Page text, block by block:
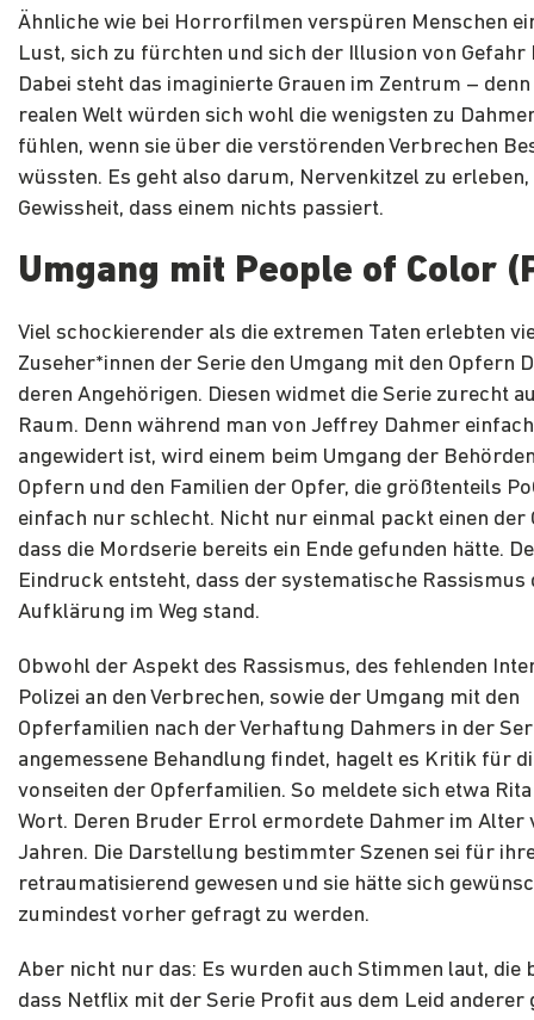
Ähnliche wie bei Horrorfilmen verspüren Menschen
Lust, sich zu fürchten und sich der Illusion von Gefahr
Dabei steht das imaginierte Grauen im Zentrum –
realen Welt würden sich wohl die wenigsten zu
fühlen, wenn sie über die verstörenden Verbrechen
wüssten. Es geht also darum, Nervenkitzel zu
Gewissheit, dass einem nichts passiert.
Umgang mit People of Color
Viel schockierender als die extremen Taten erlebten
Zuseher*innen der Serie den Umgang mit den Opfern
deren Angehörigen. Diesen widmet die Serie zurecht
Raum. Denn während man von Jeffrey Dahmer
angewidert ist, wird einem beim Umgang der
Opfern und den Familien der Opfer, die größtenteils
einfach nur schlecht. Nicht nur einmal packt einen der
dass die Mordserie bereits ein Ende gefunden hätte.
Eindruck entsteht, dass der systematische Rassismus
Aufklärung im Weg stand.
Obwohl der Aspekt des Rassismus, des fehlenden
Polizei an den Verbrechen, sowie der Umgang mit den
Opferfamilien nach der Verhaftung Dahmers in der
angemessene Behandlung findet, hagelt es Kritik für
vonseiten der Opferfamilien. So meldete sich etwa
Wort. Deren Bruder Errol ermordete Dahmer im Alter
Jahren. Die Darstellung bestimmter Szenen sei für
retraumatisierend gewesen und sie hätte sich
zumindest vorher gefragt zu werden.
Aber nicht nur das: Es wurden auch Stimmen laut, die
dass Netflix mit der Serie Profit aus dem Leid anderer